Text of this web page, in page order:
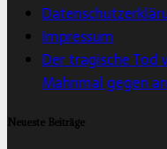
Impressum
Der tragische Tod
Mahnmal gegen
Neueste Beiträge